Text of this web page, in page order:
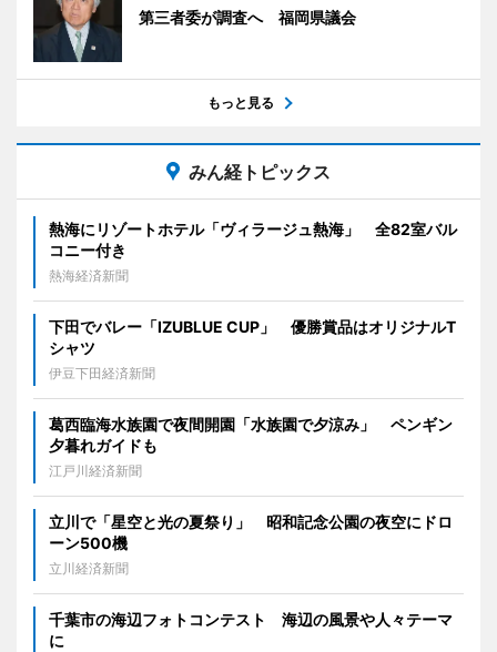
第三者委が調査へ 福岡県議会
もっと見る
みん経トピックス
熱海にリゾートホテル「ヴィラージュ熱海」 全82室バル
コニー付き
熱海経済新聞
下田でバレー「IZUBLUE CUP」 優勝賞品はオリジナルT
シャツ
伊豆下田経済新聞
葛西臨海水族園で夜間開園「水族園で夕涼み」 ペンギン
夕暮れガイドも
江戸川経済新聞
立川で「星空と光の夏祭り」 昭和記念公園の夜空にドロ
ーン500機
立川経済新聞
千葉市の海辺フォトコンテスト 海辺の風景や人々テーマ
に